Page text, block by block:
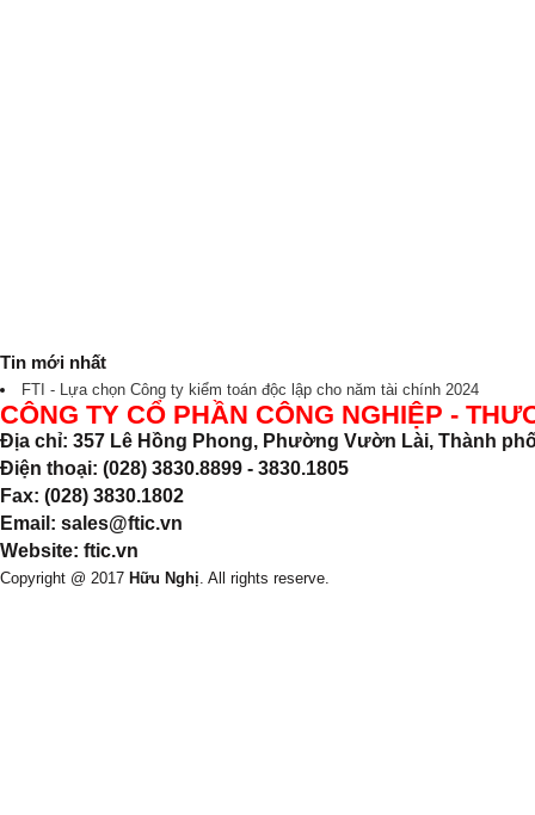
Tin mới nhất
FTI - Lựa chọn Công ty kiểm toán độc lập cho năm tài chính 2024
CÔNG TY CỔ PHẦN CÔNG NGHIỆP -
Địa chỉ: 357 Lê Hồng Phong, Phường Vườn Lài, Thành
Điện thoại: (028) 3830.8899 - 3830.1805
Fax: (028) 3830.1802
Email: sales@ftic.vn
Website: ftic.vn
Copyright @ 2017 Hữu Nghị. All rights reserve.